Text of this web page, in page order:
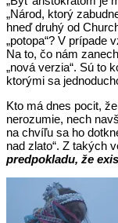
„Národ, ktorý
hneď druhý od
„potopa“? V prípade
Na to, čo nám
„nová verzia“. Sú to
ktorými sa
Kto má dnes pocit,
nerozumie, nech
na chvíľu sa ho
nad zlato“. Z takých
predpokladu, že